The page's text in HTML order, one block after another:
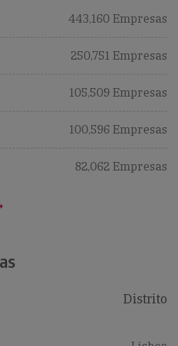
443,160 Empresas
250,751 Empresas
105,509 Empresas
100,596 Empresas
82,062 Empresas
Distrito